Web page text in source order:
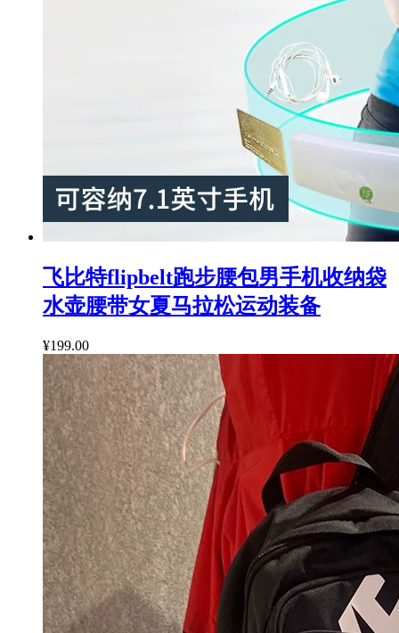
飞比特flipbelt跑步腰包男手机收纳袋
水壶腰带女夏马拉松运动装备
¥199.00